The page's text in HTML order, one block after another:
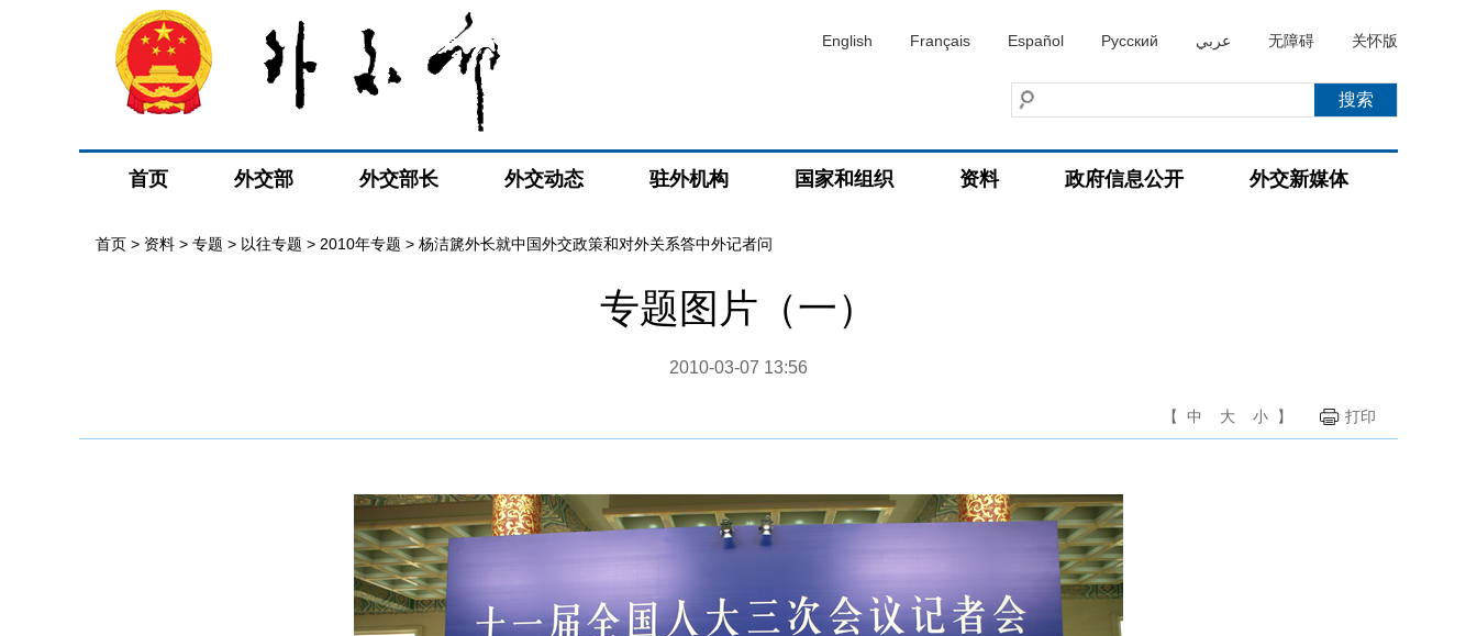
English Français Español Русский عربي 无障碍 关怀版
首页 外交部 外交部长 外交动态 驻外机构 国家和组织 资料 政府信息公开 外交新媒体
首页 > 资料 > 专题 > 以往专题 > 2010年专题 > 杨洁篪外长就中国外交政策和对外关系答中外记者问
专题图片（一）
2010-03-07 13:56
【 中 大 小 】 打印